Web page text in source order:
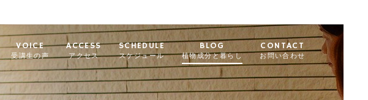
VOICE
受講生の声
ACCESS
アクセス
SCHEDULE
スケジュール
BLOG
植物成分と暮らし
CONTACT
お問い合わせ